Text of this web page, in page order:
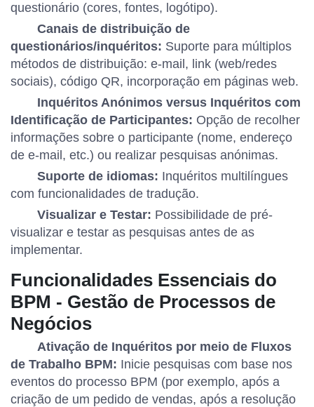
questionário (cores, fontes, logótipo).
Canais de distribuição de
questionários/inquéritos: Suporte para múltiplos
métodos de distribuição: e-mail, link (web/redes
sociais), código QR, incorporação em páginas web.
Inquéritos Anónimos versus Inquéritos com
Identificação de Participantes: Opção de recolher
informações sobre o participante (nome, endereço
de e-mail, etc.) ou realizar pesquisas anónimas.
Suporte de idiomas: Inquéritos multilíngues
com funcionalidades de tradução.
Visualizar e Testar: Possibilidade de pré-
visualizar e testar as pesquisas antes de as
implementar.
Funcionalidades Essenciais do
BPM - Gestão de Processos de
Negócios
Ativação de Inquéritos por meio de Fluxos
de Trabalho BPM: Inicie pesquisas com base nos
eventos do processo BPM (por exemplo, após a
criação de um pedido de vendas, após a resolução